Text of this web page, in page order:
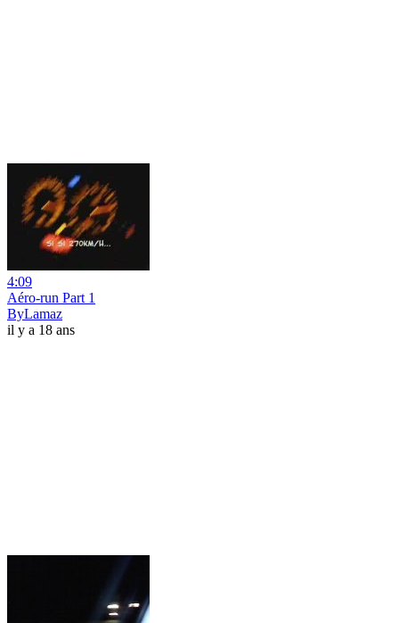
4:09
Aéro-run Part 1
ByLamaz
il y a 18 ans